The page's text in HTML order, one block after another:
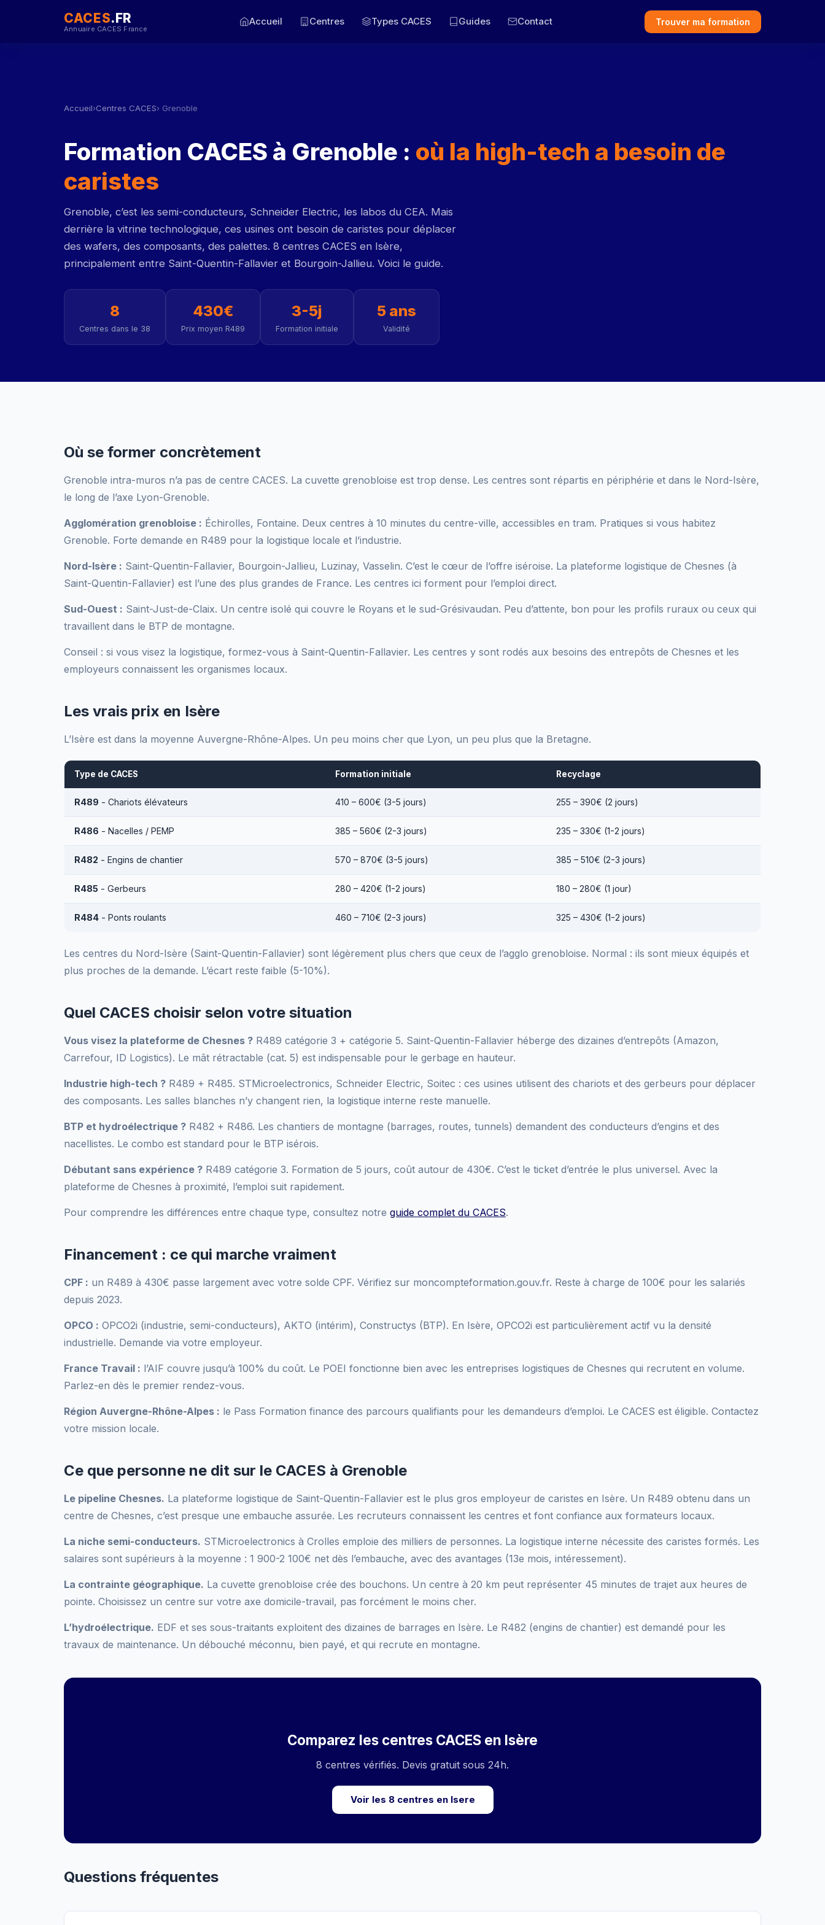
CACES.FR
Annuaire CACES France
Accueil Centres Types CACES Guides Contact Trouver ma formation
Accueil›Centres CACES› Grenoble
Formation CACES à Grenoble : où la high-tech a besoin de
caristes
Grenoble, c’est les semi-conducteurs, Schneider Electric, les labos du CEA. Mais
derrière la vitrine technologique, ces usines ont besoin de caristes pour déplacer
des wafers, des composants, des palettes. 8 centres CACES en Isère,
principalement entre Saint-Quentin-Fallavier et Bourgoin-Jallieu. Voici le guide.
8
Centres dans le 38
430€
Prix moyen R489
3-5j
Formation initiale
5 ans
Validité
Où se former concrètement
Grenoble intra-muros n’a pas de centre CACES. La cuvette grenobloise est trop dense. Les centres sont répartis en périphérie et dans le Nord-Isère,
le long de l’axe Lyon-Grenoble.
Agglomération grenobloise : Échirolles, Fontaine. Deux centres à 10 minutes du centre-ville, accessibles en tram. Pratiques si vous habitez
Grenoble. Forte demande en R489 pour la logistique locale et l’industrie.
Nord-Isère : Saint-Quentin-Fallavier, Bourgoin-Jallieu, Luzinay, Vasselin. C’est le cœur de l’offre iséroise. La plateforme logistique de Chesnes (à
Saint-Quentin-Fallavier) est l’une des plus grandes de France. Les centres ici forment pour l’emploi direct.
Sud-Ouest : Saint-Just-de-Claix. Un centre isolé qui couvre le Royans et le sud-Grésivaudan. Peu d’attente, bon pour les profils ruraux ou ceux qui
travaillent dans le BTP de montagne.
Conseil : si vous visez la logistique, formez-vous à Saint-Quentin-Fallavier. Les centres y sont rodés aux besoins des entrepôts de Chesnes et les
employeurs connaissent les organismes locaux.
Les vrais prix en Isère
L’Isère est dans la moyenne Auvergne-Rhône-Alpes. Un peu moins cher que Lyon, un peu plus que la Bretagne.
Type de CACES Formation initiale Recyclage
R489 - Chariots élévateurs 410 – 600€ (3-5 jours) 255 – 390€ (2 jours)
R486 - Nacelles / PEMP 385 – 560€ (2-3 jours) 235 – 330€ (1-2 jours)
R482 - Engins de chantier 570 – 870€ (3-5 jours) 385 – 510€ (2-3 jours)
R485 - Gerbeurs 280 – 420€ (1-2 jours) 180 – 280€ (1 jour)
R484 - Ponts roulants 460 – 710€ (2-3 jours) 325 – 430€ (1-2 jours)
Les centres du Nord-Isère (Saint-Quentin-Fallavier) sont légèrement plus chers que ceux de l’agglo grenobloise. Normal : ils sont mieux équipés et
plus proches de la demande. L’écart reste faible (5-10%).
Quel CACES choisir selon votre situation
Vous visez la plateforme de Chesnes ? R489 catégorie 3 + catégorie 5. Saint-Quentin-Fallavier héberge des dizaines d’entrepôts (Amazon,
Carrefour, ID Logistics). Le mât rétractable (cat. 5) est indispensable pour le gerbage en hauteur.
Industrie high-tech ? R489 + R485. STMicroelectronics, Schneider Electric, Soitec : ces usines utilisent des chariots et des gerbeurs pour déplacer
des composants. Les salles blanches n’y changent rien, la logistique interne reste manuelle.
BTP et hydroélectrique ? R482 + R486. Les chantiers de montagne (barrages, routes, tunnels) demandent des conducteurs d’engins et des
nacellistes. Le combo est standard pour le BTP isérois.
Débutant sans expérience ? R489 catégorie 3. Formation de 5 jours, coût autour de 430€. C’est le ticket d’entrée le plus universel. Avec la
plateforme de Chesnes à proximité, l’emploi suit rapidement.
Pour comprendre les différences entre chaque type, consultez notre guide complet du CACES.
Financement : ce qui marche vraiment
CPF : un R489 à 430€ passe largement avec votre solde CPF. Vérifiez sur moncompteformation.gouv.fr. Reste à charge de 100€ pour les salariés
depuis 2023.
OPCO : OPCO2i (industrie, semi-conducteurs), AKTO (intérim), Constructys (BTP). En Isère, OPCO2i est particulièrement actif vu la densité
industrielle. Demande via votre employeur.
France Travail : l’AIF couvre jusqu’à 100% du coût. Le POEI fonctionne bien avec les entreprises logistiques de Chesnes qui recrutent en volume.
Parlez-en dès le premier rendez-vous.
Région Auvergne-Rhône-Alpes : le Pass Formation finance des parcours qualifiants pour les demandeurs d’emploi. Le CACES est éligible. Contactez
votre mission locale.
Ce que personne ne dit sur le CACES à Grenoble
Le pipeline Chesnes. La plateforme logistique de Saint-Quentin-Fallavier est le plus gros employeur de caristes en Isère. Un R489 obtenu dans un
centre de Chesnes, c’est presque une embauche assurée. Les recruteurs connaissent les centres et font confiance aux formateurs locaux.
La niche semi-conducteurs. STMicroelectronics à Crolles emploie des milliers de personnes. La logistique interne nécessite des caristes formés. Les
salaires sont supérieurs à la moyenne : 1 900-2 100€ net dès l’embauche, avec des avantages (13e mois, intéressement).
La contrainte géographique. La cuvette grenobloise crée des bouchons. Un centre à 20 km peut représenter 45 minutes de trajet aux heures de
pointe. Choisissez un centre sur votre axe domicile-travail, pas forcément le moins cher.
L’hydroélectrique. EDF et ses sous-traitants exploitent des dizaines de barrages en Isère. Le R482 (engins de chantier) est demandé pour les
travaux de maintenance. Un débouché méconnu, bien payé, et qui recrute en montagne.
Comparez les centres CACES en Isère
8 centres vérifiés. Devis gratuit sous 24h.
Voir les 8 centres en Isere
Questions fréquentes